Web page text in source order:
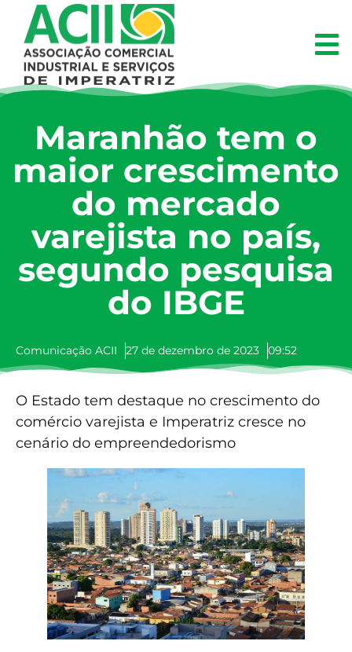
Maranhão tem o
maior crescimento
do mercado
varejista no país,
segundo pesquisa
do IBGE
Comunicação ACII 27 de dezembro de 2023 09:52
O Estado tem destaque no crescimento do
comércio varejista e Imperatriz cresce no
cenário do empreendedorismo